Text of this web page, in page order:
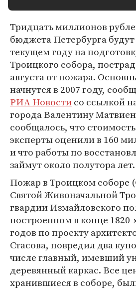
Тридцать миллионов
бюджета Петербурга
текущем году на
Троицкого собора,
августа от пожара.
начнутся в 2007 году,
РИА Новостисо ссылкой
города Валентину
сообщалось, что
эксперты оценили в 160
и что работы по
займут около полутора лет.
Пожар в Троицком соборе
Святой Живоначальной
гвардии Измайловского
построенном в конце 1820-
годов по проекту
Стасова, повредил два
числе главный, имевший
деревянный каркас. Все
хранившиеся в соборе,